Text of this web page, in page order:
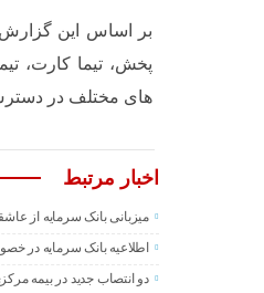
پخش، تیما کارت،
های مختلف در
اخبار مرتبط
میزبانی بانک سرمایه از
اطلاعیه بانک سرمایه در
دو انتصاب جدید در بیمه